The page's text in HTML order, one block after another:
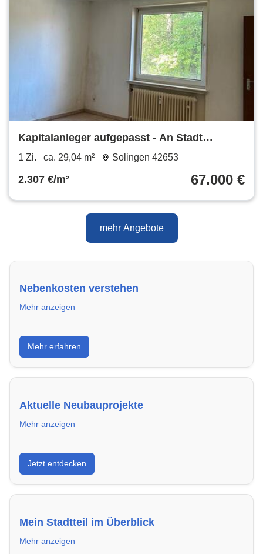
Kapitalanleger aufgepasst - An Stadt
vermietetes Appartement
1 Zi. ca. 29,04 m² Solingen 42653
2.307 €/m² 67.000 €
mehr Angebote
Nebenkosten verstehen
Mehr anzeigen
Erfahre, welche Nebenkosten rechtmäßig sind und
wie du deine monatliche Belastung optimieren
kannst.
Mehr erfahren
Aktuelle Neubauprojekte
Mehr anzeigen
Entdecke Neubauprojekte in Solingen – modern,
energieeffizient und sofort bezugsfertig.
Jetzt entdecken
Mein Stadtteil im Überblick
Mehr anzeigen